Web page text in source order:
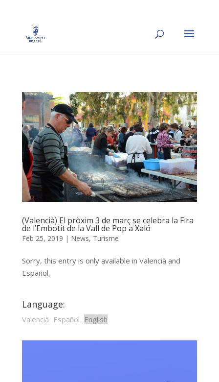
(Valencià) El pròxim 3 de març se celebra la Fira
de l’Embotit de la Vall de Pop a Xaló
Feb 25, 2019 | News, Turisme
Sorry, this entry is only available in Valencià and
Español.
Language:
Valencià Español English